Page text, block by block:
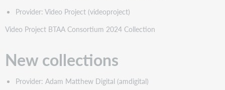
Statistics
Provider: Video Project (videoproject)
Video Project BTAA Consortium 2024 Collection
New collections
Provider: Adam Matthew Digital (amdigital)